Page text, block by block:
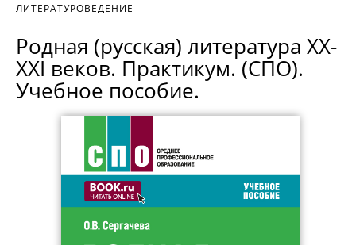
ЛИТЕРАТУРОВЕДЕНИЕ
Родная (русская) литература XX-
XXI веков. Практикум. (СПО).
Учебное пособие.